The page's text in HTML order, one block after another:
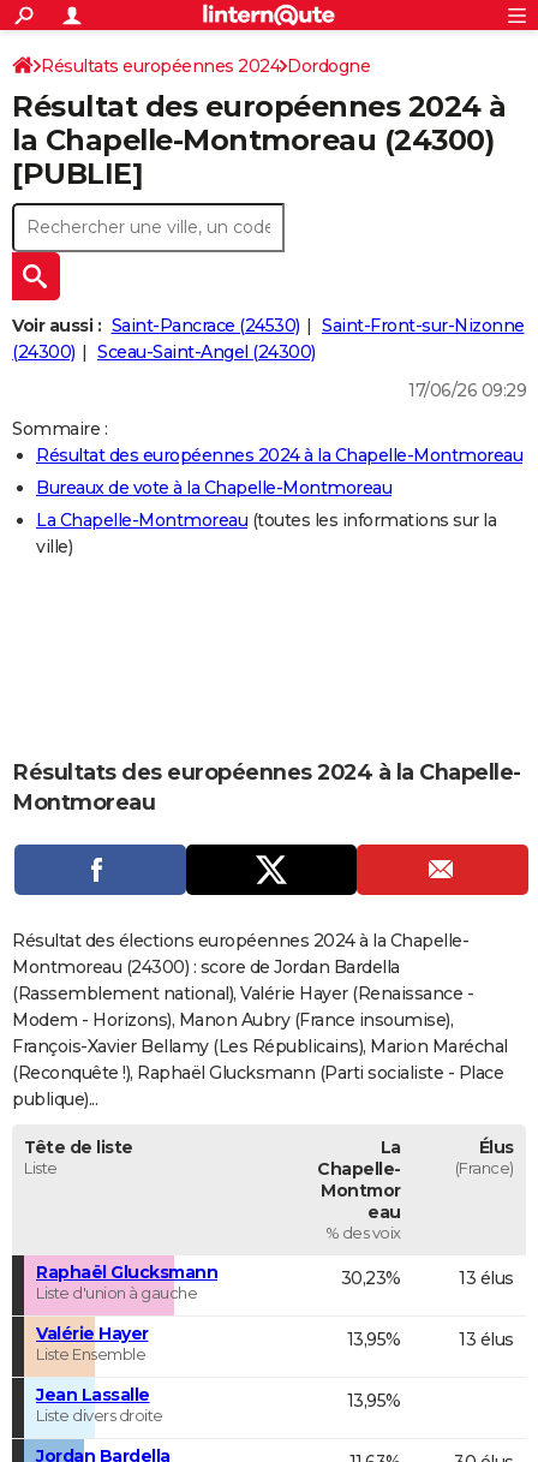
ACTUALITÉS
Politique
Société
Faits Divers
Education
Monde
Villes
+
SPORT
Coupe du monde 2026
Football
Tennis
Cyclisme
Rugby
Forum
CULTURE
Programme TV
TNT
Streaming
Cinéma
Sorties cinéma
Musique
+FINANCE
Retraite
Impôts
Epargne
Immobilier
Risques naturels par ville
Banque
Assurance
CréditAUTO
Essais
Réserver un essai
Citadines
Berlines
SUV
Forum auto
+HIGH-TECH
Mobiles
Meilleur smartphone
Internet
Ordinateurs
Jeux vidéo
Guide high-tech
+
BRICOLAGE
Forum
Aménagement intérieur
Extérieur
Cuisine
Salle de bains
Jardinage
Rangement
+
LIFESTYLE
Art de vivre
Bien-être
Loisirs
Mode
Modes de vie
SANTE
Alimentation
Guide de la santé
Maladies
Médicaments
Sommeil
VOYAGE
Destinations
City break
Voyage nature
Voyage de noces
DICTIONNAIRE
Dictionnaire
Biographies
Citations
Expressions
Proverbes
PROGRAMME TV
COPAINS D'AVANT
FORUM
Bricolage
Lifestyle
Culture
Sport
Auto
Television
Voyage
Cinema
S'inscrire
Connexion
Résultats européennes 2024 Dordogne
Résultat des européennes 2024 à
la Chapelle-Montmoreau (24300)
[PUBLIE]
Voir aussi : Saint-Pancrace (24530)
Saint-Front-sur-Nizonne
(24300)
Sceau-Saint-Angel (24300)
17/06/26 09:29
Sommaire :
Résultat des européennes 2024 à la Chapelle-Montmoreau
Bureaux de vote à la Chapelle-Montmoreau
La Chapelle-Montmoreau (toutes les informations sur la
ville)
Résultats des européennes 2024 à la Chapelle-
Montmoreau
Résultat des élections européennes 2024 à la Chapelle-
Montmoreau (24300) : score de Jordan Bardella
(Rassemblement national), Valérie Hayer (Renaissance -
Modem - Horizons), Manon Aubry (France insoumise),
François-Xavier Bellamy (Les Républicains), Marion Maréchal
(Reconquête !), Raphaël Glucksmann (Parti socialiste - Place
publique)...
Tête de liste
Liste
La
Chapelle-
Montmor
eau
% des voix
Élus
(France)
Raphaël Glucksmann
Liste d'union à gauche
30,23% 13 élus
Valérie Hayer
Liste Ensemble
13,95% 13 élus
Jean Lassalle
Liste divers droite
13,95%
Jordan Bardella